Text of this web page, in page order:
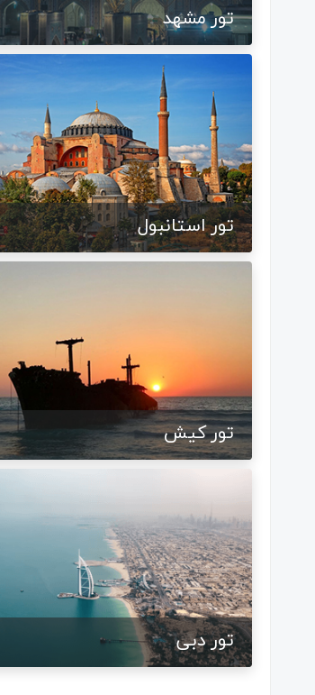
تور مشهد
تور استانبول
تور کیش
تور دبی